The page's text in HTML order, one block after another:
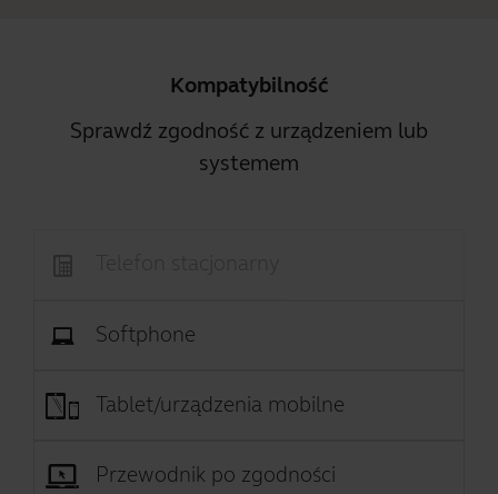
Kompatybilność
Sprawdź zgodność z urządzeniem lub
systemem
Softphone
Tablet/urządzenia mobilne
Przewodnik po zgodności